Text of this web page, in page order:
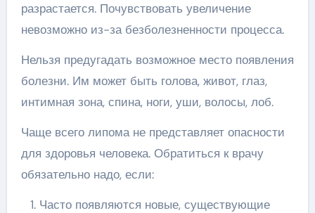
разрастается. Почувствовать увеличение
невозможно из-за безболезненности процесса.
Нельзя предугадать возможное место появления
болезни. Им может быть голова, живот, глаз,
интимная зона, спина, ноги, уши, волосы, лоб.
Чаще всего липома не представляет опасности
для здоровья человека. Обратиться к врачу
обязательно надо, если:
Часто появляются новые, существующие